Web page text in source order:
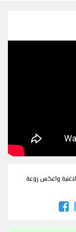
واعكس روعة